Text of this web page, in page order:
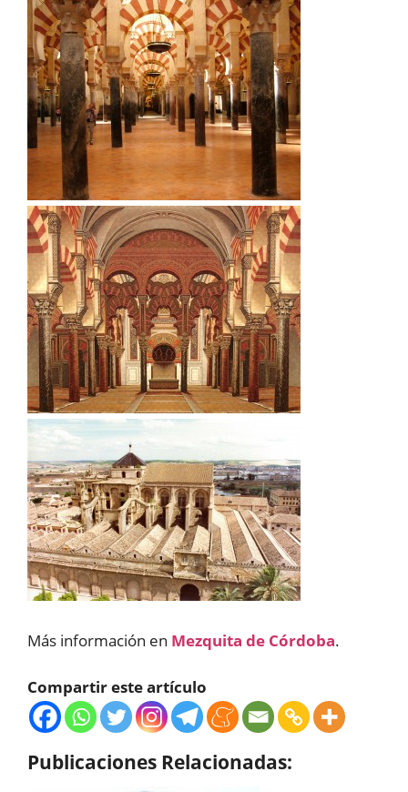
Más información en Mezquita de Córdoba.
Compartir este artículo
Publicaciones Relacionadas: